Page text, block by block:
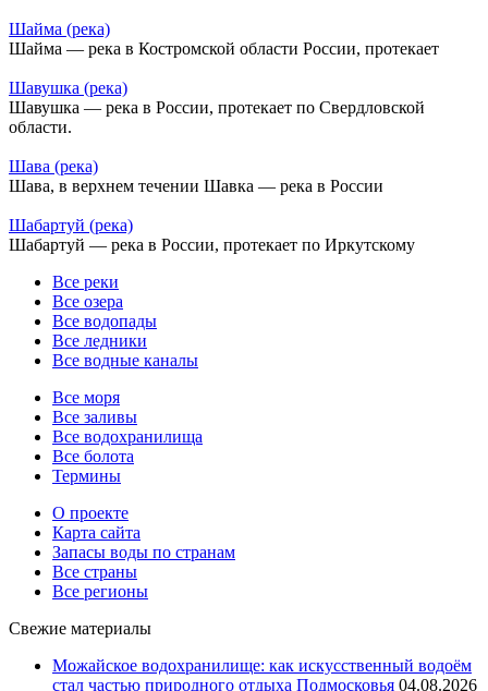
Шайма (река)
Шайма — река в Костромской области России, протекает
Шавушка (река)
Шавушка — река в России, протекает по Свердловской
области.
Шава (река)
Шава, в верхнем течении Шавка — река в России
Шабартуй (река)
Шабартуй — река в России, протекает по Иркутскому
Все реки
Все озера
Все водопады
Все ледники
Все водные каналы
Все моря
Все заливы
Все водохранилища
Все болота
Термины
О проекте
Карта сайта
Запасы воды по странам
Все страны
Все регионы
Свежие материалы
Можайское водохранилище: как искусственный водоём
стал частью природного отдыха Подмосковья 04.08.2026